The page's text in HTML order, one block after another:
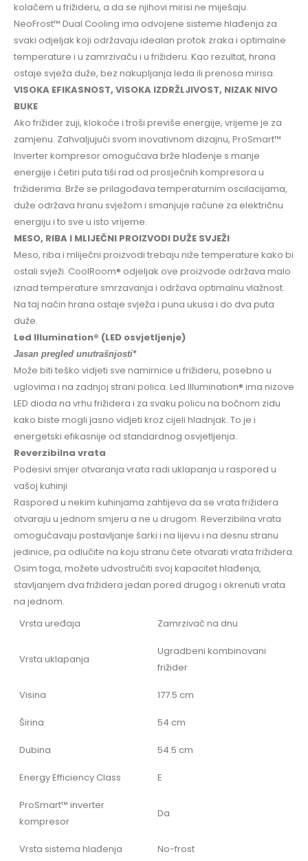
kolačem u frižideru, a da se njihovi mirisi ne miješaju.
NeoFrost™ Dual Cooling ima odvojene sisteme hlađenja za
svaki odjeljak koji održavaju idealan protok zraka i optimalne
temperature i u zamrzivaču i u frižideru. Kao rezultat, hrana
ostaje svježa duže, bez nakupljanja leda ili prenosa mirisa.
VISOKA EFIKASNOST, VISOKA IZDRŽLJIVOST, NIZAK NIVO
BUKE
Ako frižider zuji, klokoće i troši previše energije, vrijeme je za
zamjenu. Zahvaljujući svom inovativnom dizajnu, ProSmart™
Inverter kompresor omogućava brže hlađenje s manje
energije i četiri puta tiši rad od prosječnih kompresora u
frižiderima. Brže se prilagođava temperaturnim oscilacijama,
duže održava hranu svježom i smanjuje račune za električnu
energiju i to sve u isto vrijeme.
MESO, RIBA I MLIJEČNI PROIZVODI DUŽE SVJEŽI
Meso, riba i mliječni proizvodi trebaju niže temperature kako bi
ostali svježi. CoolRoom® odjeljak ove proizvode održava malo
iznad temperature smrzavanja i održava optimalnu vlažnost.
Na taj način hrana ostaje svježa i puna ukusa i do dva puta
duže.
Led Illumination® (LED osvjetljenje)
Jasan pregled unutrašnjosti*
Može biti teško vidjeti sve namirnice u frižideru, posebno u
uglovima i na zadnjoj strani polica. Led Illumination® ima nizove
LED dioda na vrhu frižidera i za svaku policu na bočnom zidu
kako biste mogli jasno vidjeti kroz cijeli hladnjak. To je i
energetski efikasnije od standardnog osvjetljenja.
Reverzibilna vrata
Podesivi smjer otvaranja vrata radi uklapanja u raspored u
vašoj kuhinji
Raspored u nekim kuhinjama zahtijeva da se vrata frižidera
otvaraju u jednom smjeru a ne u drugom. Reverzibilna vrata
omogućavaju postavljanje šarki i na lijevu i na desnu stranu
jedinice, pa odlučite na koju stranu ćete otvarati vrata frižidera.
Osim toga, možete udvostručiti svoj kapacitet hlađenja,
stavljanjem dva frižidera jedan pored drugog i okrenuti vrata
na jednom.
Vrsta uređaja
Zamrzivač na dnu
Vrsta uklapanja
Ugradbeni kombinovani
frižider
Visina 177.5 cm
Širina 54 cm
Dubina 54.5 cm
Energy Efficiency Class E
ProSmart™ inverter
kompresor
Da
Vrsta sistema hlađenja No-frost